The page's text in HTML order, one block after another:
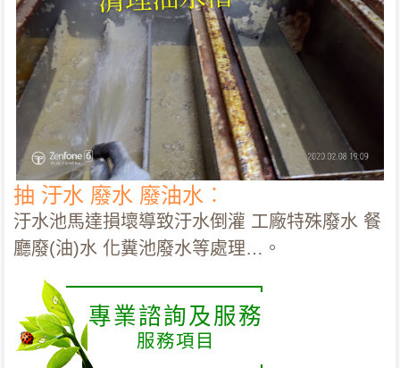
抽 汙水 廢水 廢油水︰
汙水池馬達損壞導致汙水倒灌 工廠特殊廢水 餐
廳廢(油)水 化糞池廢水等處理…。
專業諮詢及服務
服務項目